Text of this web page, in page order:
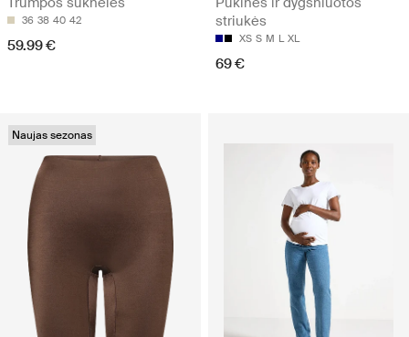
36 38 40 42
59.99 €
striukės
XS S M L XL
69 €
Naujas sezonas